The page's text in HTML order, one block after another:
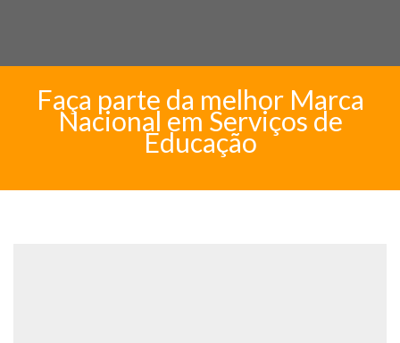
Faça parte da melhor Marca
Nacional em Serviços de
Educação